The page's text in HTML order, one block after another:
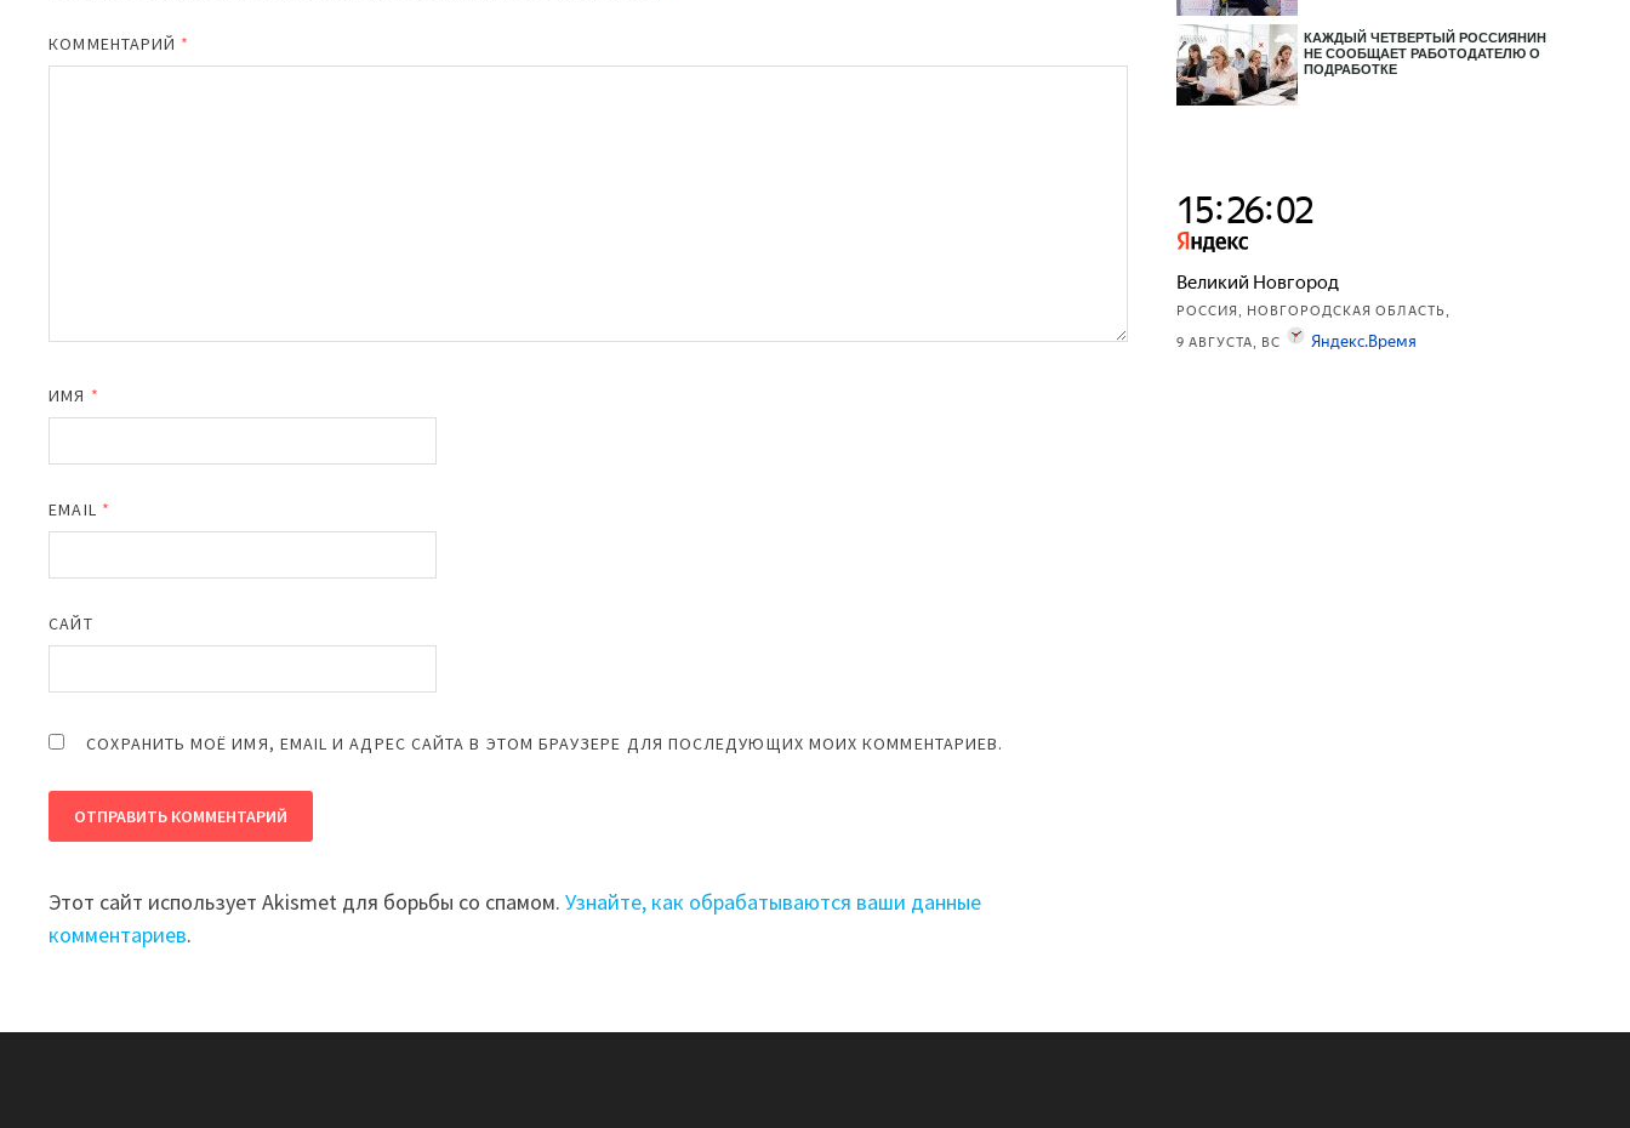
КОММЕНТАРИЙ *
ИМЯ *
EMAIL *
САЙТ
СОХРАНИТЬ МОЁ ИМЯ, EMAIL И АДРЕС САЙТА В ЭТОМ БРАУЗЕРЕ ДЛЯ ПОСЛЕДУЮЩИХ МОИХ КОММЕНТАРИЕВ.
Этот сайт использует Akismet для борьбы со спамом.Узнайте, как обрабатываются ваши данные
комментариев.
КАЖДЫЙ ЧЕТВЕРТЫЙ РОССИЯНИН
НЕ СООБЩАЕТ РАБОТОДАТЕЛЮ О
ПОДРАБОТКЕ